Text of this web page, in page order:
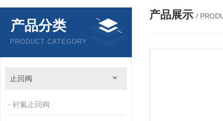
产品分类
PRODUCT CATEGORY
止回阀
衬氟止回阀
产品展示 /